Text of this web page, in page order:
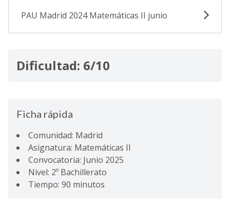
PAU Madrid 2024 Matemáticas II junio
Dificultad: 6/10
Ficha rápida
Comunidad: Madrid
Asignatura: Matemáticas II
Convocatoria: Junio 2025
Nivel: 2º Bachillerato
Tiempo: 90 minutos